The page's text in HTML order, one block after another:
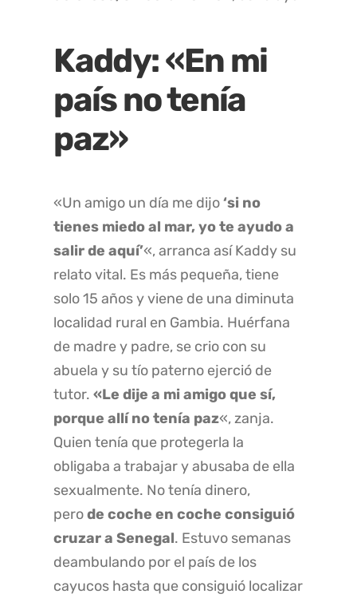
Kaddy: «En mi
país no tenía
paz»
«Un amigo un día me dijo‘si no
tienes miedo al mar, yo te ayudo a
salir de aquí’«, arranca así Kaddy su
relato vital. Es más pequeña, tiene
solo 15 años y viene de una diminuta
localidad rural en Gambia. Huérfana
de madre y padre, se crio con su
abuela y su tío paterno ejerció de
tutor.«Le dije a mi amigo que sí,
porque allí no tenía paz«, zanja.
Quien tenía que protegerla la
obligaba a trabajar y abusaba de ella
sexualmente. No tenía dinero,
perode coche en coche consiguió
cruzar a Senegal. Estuvo semanas
deambulando por el país de los
cayucos hasta que consiguió localizar